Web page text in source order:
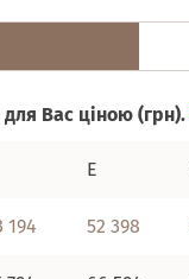
Вас ціною (грн).
E
194 52 398